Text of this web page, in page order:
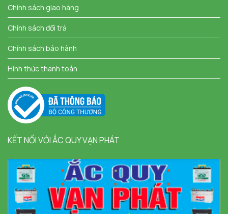
Chính sách giao hàng
Chính sách đổi trả
Chính sách bảo hành
Hình thức thanh toán
KẾT NỐI VỚI ẮC QUY VẠN PHÁT